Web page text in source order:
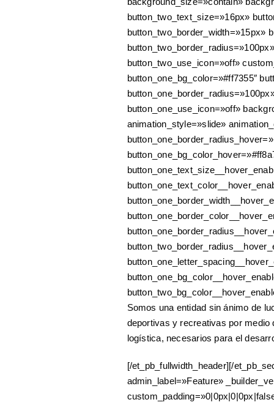
button_two_text_size=»16px»
button_two_border_width=»15px»
button_two_use_icon=»off»
button_one_bg_color=»#ff7355″
button_one_use_icon=»off»
animation_style=»slide»
Somos una entidad sin ánimo de
deportivas y recreativas por
logística, necesarios para el
[/et_pb_fullwidth_header][/
admin_label=»Feature»